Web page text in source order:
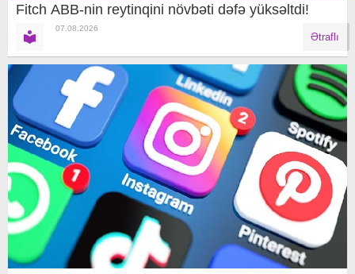
Fitch ABB-nin reytinqini növbəti dəfə yüksəltdi!
07.08.2026
Ətraflı